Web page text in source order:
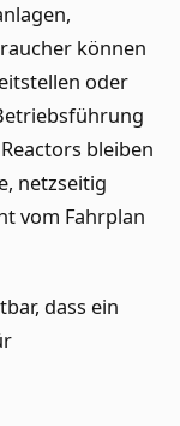
können
oder
bleiben
netzseitig
vom Fahrplan
dass ein